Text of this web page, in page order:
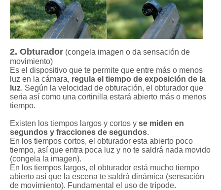
2. Obturador (congela imagen o da sensación de
movimiento)
Es el dispositivo que te permite que entre más o menos
luz en la cámara, regula el tiempo de exposición de la
luz. Según la velocidad de obturación, el obturador que
seria así como una cortinilla estará abierto más o menos
tiempo.
Existen los tiempos largos y cortos y se miden en
segundos y fracciones de segundos.
En los tiempos cortos, el obturador esta abierto poco
tiempo, así que entra poca luz y no te saldrá nada movido
(congela la imagen).
En los tiempos largos, el obturador está mucho tiempo
abierto así que la escena te saldrá dinámica (sensación
de movimiento). Fundamental el uso de trípode.